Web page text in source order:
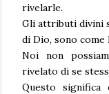
rivelarle.
Gli attributi divini
di Dio, sono come
Noi non
rivelato di se
Questo significa